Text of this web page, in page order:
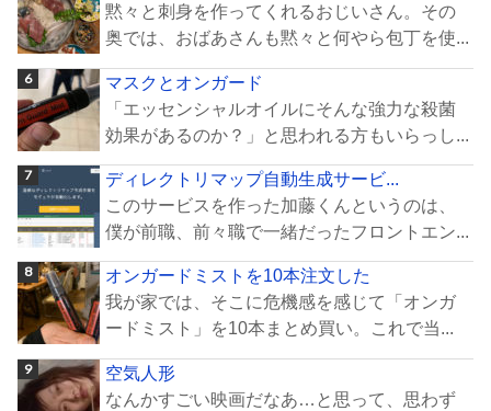
黙々と刺身を作ってくれるおじいさん。その
奥では、おばあさんも黙々と何やら包丁を使...
マスクとオンガード
「エッセンシャルオイルにそんな強力な殺菌
効果があるのか？」と思われる方もいらっし...
ディレクトリマップ自動生成サービ...
このサービスを作った加藤くんというのは、
僕が前職、前々職で一緒だったフロントエン...
オンガードミストを10本注文した
我が家では、そこに危機感を感じて「オンガ
ードミスト」を10本まとめ買い。これで当...
空気人形
なんかすごい映画だなあ…と思って、思わず